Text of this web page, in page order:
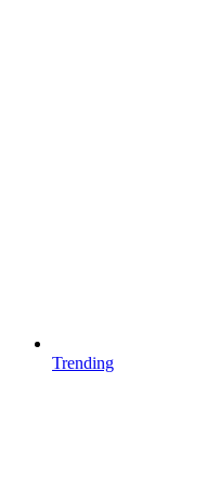
Trending